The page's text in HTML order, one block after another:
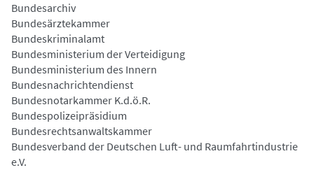
Bundesarchiv
Bundesärztekammer
Bundeskriminalamt
Bundesministerium der Verteidigung
Bundesministerium des Innern
Bundesnachrichtendienst
Bundesnotarkammer K.d.ö.R.
Bundespolizeipräsidium
Bundesrechtsanwaltskammer
Bundesverband der Deutschen Luft- und Raumfahrtindustrie
e.V.